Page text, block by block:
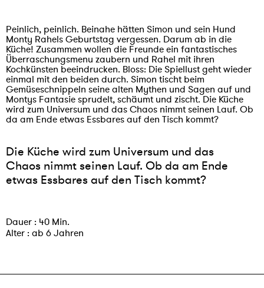
Die Küche wird zum Universum und das
Chaos nimmt seinen Lauf. Ob da am Ende
etwas Essbares auf den Tisch kommt?
Dauer : 40 Min.
Alter : ab 6 Jahren
Peinlich, peinlich. Beinahe hätten Simon und sein Hund
Monty Rahels Geburtstag vergessen. Darum ab in die
Küche! Zusammen wollen die Freunde ein fantastisches
Überraschungsmenu zaubern und Rahel mit ihren
Kochkünsten beeindrucken. Bloss: Die Spiellust geht wieder
einmal mit den beiden durch. Simon tischt beim
Gemüseschnippeln seine alten Mythen und Sagen auf und
Montys Fantasie sprudelt, schäumt und zischt. Die Küche
wird zum Universum und das Chaos nimmt seinen Lauf. Ob
da am Ende etwas Essbares auf den Tisch kommt?